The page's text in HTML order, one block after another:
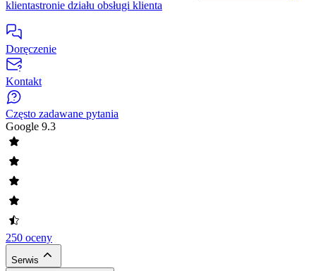
klientastronie działu obsługi klienta
Doręczenie
Kontakt
Często zadawane pytania
Google 9.3
250 oceny
Serwis